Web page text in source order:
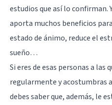
estudios que así lo confirman.
aporta muchos beneficios
estado de ánimo, reduce el
sueño…
Si eres de esas personas a las
regularmente y acostumbras
debes saber que, además, le